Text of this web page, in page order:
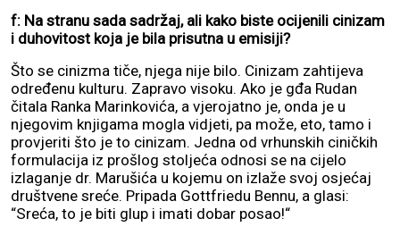
f: Na stranu sada sadržaj, ali kako biste ocijenili cinizam
i duhovitost koja je bila prisutna u emisiji?
Što se cinizma tiče, njega nije bilo. Cinizam zahtijeva
određenu kulturu. Zapravo visoku. Ako je gđa Rudan
čitala Ranka Marinkovića, a vjerojatno je, onda je u
njegovim knjigama mogla vidjeti, pa može, eto, tamo i
provjeriti što je to cinizam. Jedna od vrhunskih ciničkih
formulacija iz prošlog stoljeća odnosi se na cijelo
izlaganje dr. Marušića u kojemu on izlaže svoj osjećaj
društvene sreće. Pripada Gottfriedu Bennu, a glasi:
“Sreća, to je biti glup i imati dobar posao!“